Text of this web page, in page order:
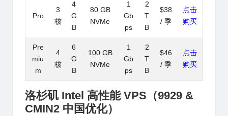
Pro
3
核
4
G
B
80 GB
NVMe
1
Gb
ps
2
T
B
$38
/ 季
点击
购买
Pre
miu
m
4
核
6
G
B
100 GB
NVMe
1
Gb
ps
2
T
B
$46
/ 季
点击
购买
洛杉矶 Intel 高性能 VPS（9929 &
CMIN2 中国优化）